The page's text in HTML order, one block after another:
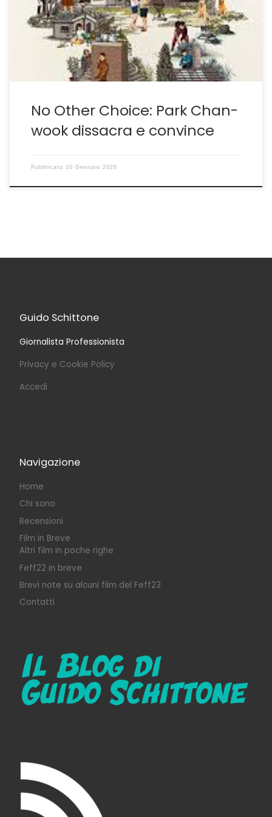
discosta per intuizioni e originalità da Cacciatore di
Teste di Costa-Gravas, autore al quale l’opera è
dedicata nei titoli di coda. Park infatti […]
No Other Choice: Park Chan-
wook dissacra e convince
Pubblicato 10 Gennaio 2026
Guido Schittone
Giornalista Professionista
Privacy e Cookie Policy
Accedi
Navigazione
Home
Chi sono
Recensioni
Film in Breve
Altri film in poche righe
Feff22 in breve
Brevi note su alcuni film del Feff23
Contatti